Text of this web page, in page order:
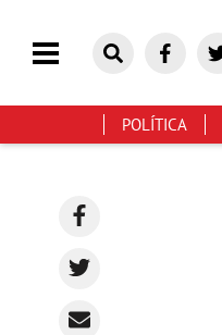
POLÍTICA